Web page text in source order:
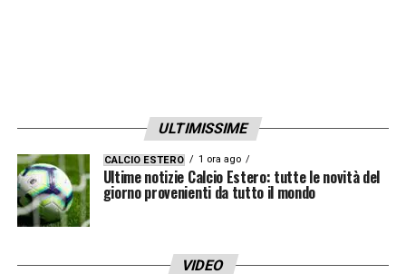
attualmente favorito per il titolo, complice il
pareggio del Manchester City contro
l’Everton, e potrebbe centrare uno storico
double il prossimo 30 maggio a Budapest. In
Paris Saint-Germain per il trono d’Europa. Se
ULTIMISSIME
CALCIO ESTERO 1 ora ago
Ultime notizie Calcio Estero: tutte le novità del
giorno provenienti da tutto il mondo
VIDEO